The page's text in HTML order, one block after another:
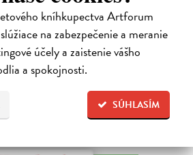
kníhkupectva Artforum
na zabezpečenie a meranie
účely a zaistenie vášho
a spokojnosti.
SÚHLASÍM
popisuje základné techniky suchého